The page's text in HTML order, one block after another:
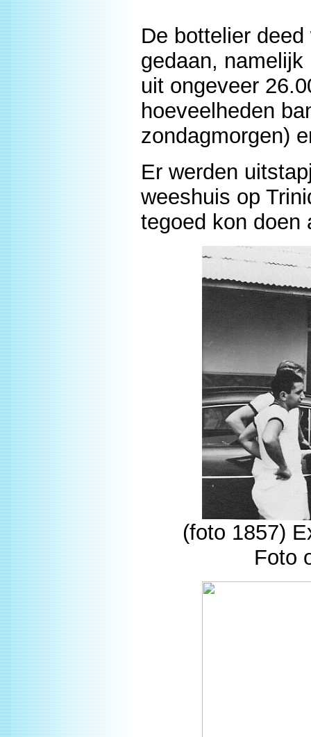
De bottelier
gedaan,
uit ongeveer
hoeveelheden
zondagmorgen)
Er werden
weeshuis op
tegoed kon doen
(foto 1857)
Foto